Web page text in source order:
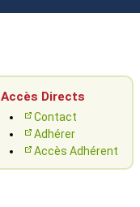
Accès Directs
Contact
Adhérer
Accès Adhérent